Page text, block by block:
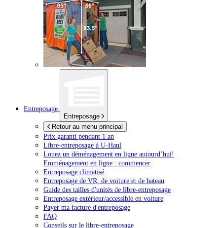
Entreposage
Entreposage
Retour au menu principal
Prix garanti pendant 1 an
Libre-entreposage à U-Haul
Louez un déménagement en ligne aujourd’hui!
Emménagement en ligne : commencer
Entreposage climatisé
Entreposage de VR, de voiture et de bateau
Guide des tailles d'unités de libre-entreposage
Entreposage extérieur/accessible en voiture
Payer ma facture d'entreposage
FAQ
Conseils sur le libre-entreposage